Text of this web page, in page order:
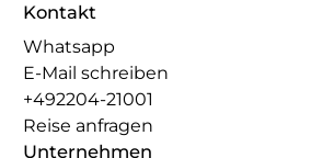
Kontakt
Whatsapp
E-Mail schreiben
+492204-21001
Reise anfragen
Unternehmen